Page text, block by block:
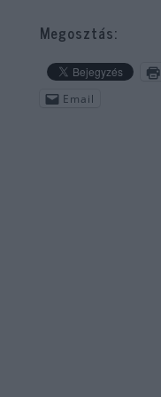
Megosztás:
Email